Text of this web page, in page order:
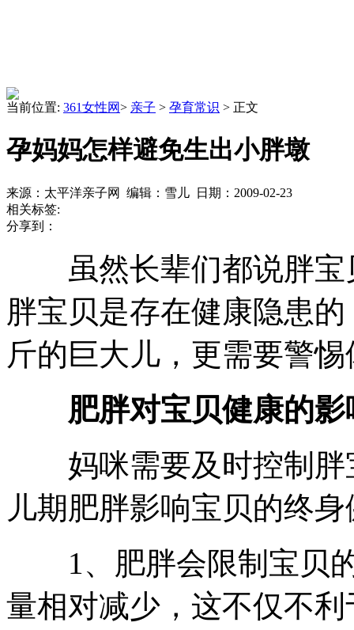
当前位置: 361女性网> 亲子 > 孕育常识 > 正文
孕妈妈怎样避免生出小胖墩
来源：太平洋亲子网 编辑：雪儿 日期：2009-02-23
相关标签:
分享到：
虽然长辈们都说胖宝
胖宝贝是存在健康隐患
斤的巨大儿，更需要警
肥胖对宝贝健康的影
妈咪需要及时控制胖
儿期肥胖影响宝贝的终
1、肥胖会限制宝贝的
量相对减少，这不仅不